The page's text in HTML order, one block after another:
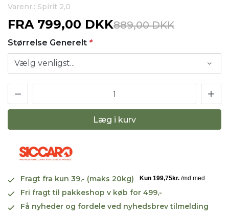
Varenr.: Spirit 2,0
FRA 799,00 DKK889,00 DKK
Størrelse Generelt *
Læg i kurv
Fragt fra kun 39,- (maks 20kg)
Fri fragt til pakkeshop v køb for 499,-
Få nyheder og fordele ved nyhedsbrev tilmelding